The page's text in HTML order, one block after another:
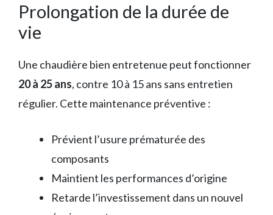
Prolongation de la durée de
vie
Une chaudière bien entretenue peut fonctionner
20 à 25 ans, contre 10 à 15 ans sans entretien
régulier. Cette maintenance préventive :
Prévient l’usure prématurée des
composants
Maintient les performances d’origine
Retarde l’investissement dans un nouvel